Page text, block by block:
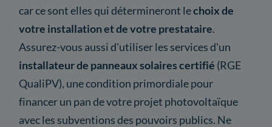
car ce sont elles qui détermineront lechoix de
votre installation et de votre prestataire.
Assurez-vous aussi d'utiliser les services d'un
installateur de panneaux solaires certifié (RGE
QualiPV), une condition primordiale pour
financer un pan de votre projet photovoltaïque
avec les subventions des pouvoirs publics. Ne